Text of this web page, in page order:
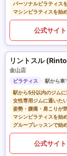
パーソナルピラティス
マシンピラティスを始
公式サイ
リントスル
金山店
ピラティス
駅から車
駅から5分以内のジムに
女性専用ジムに通いた
姿勢・腰痛・肩こりが
マシンピラティスを始
グループレッスンで始
公式サイ